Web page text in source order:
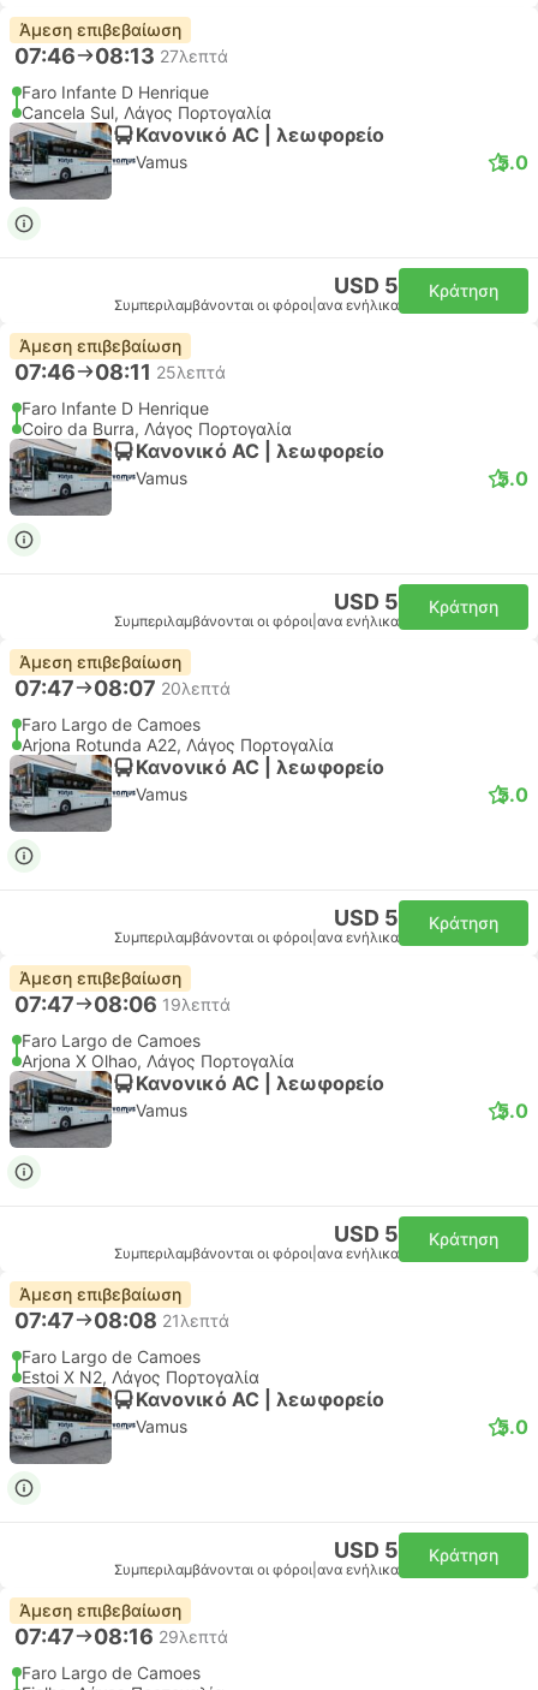
Άμεση επιβεβαίωση
07:46 08:13 27λεπτά
Faro Infante D Henrique
Cancela Sul, Λάγος Πορτογαλία
Κανονικό AC | λεωφορείο
Vamus 5.0
USD 5
Συμπεριλαμβάνονται οι φόροι ανα ενήλικα
Κράτηση
Άμεση επιβεβαίωση
07:46 08:11 25λεπτά
Faro Infante D Henrique
Coiro da Burra, Λάγος Πορτογαλία
Κανονικό AC | λεωφορείο
Vamus 5.0
USD 5
Συμπεριλαμβάνονται οι φόροι ανα ενήλικα
Κράτηση
Άμεση επιβεβαίωση
07:47 08:07 20λεπτά
Faro Largo de Camoes
Arjona Rotunda A22, Λάγος Πορτογαλία
Κανονικό AC | λεωφορείο
Vamus 5.0
USD 5
Συμπεριλαμβάνονται οι φόροι ανα ενήλικα
Κράτηση
Άμεση επιβεβαίωση
07:47 08:06 19λεπτά
Faro Largo de Camoes
Arjona X Olhao, Λάγος Πορτογαλία
Κανονικό AC | λεωφορείο
Vamus 5.0
USD 5
Συμπεριλαμβάνονται οι φόροι ανα ενήλικα
Κράτηση
Άμεση επιβεβαίωση
07:47 08:08 21λεπτά
Faro Largo de Camoes
Estoi X N2, Λάγος Πορτογαλία
Κανονικό AC | λεωφορείο
Vamus 5.0
USD 5
Συμπεριλαμβάνονται οι φόροι ανα ενήλικα
Κράτηση
Άμεση επιβεβαίωση
07:47 08:16 29λεπτά
Faro Largo de Camoes